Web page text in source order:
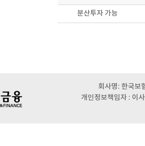
분산투자 가능
회사명: 한국보
개인정보책임자 :